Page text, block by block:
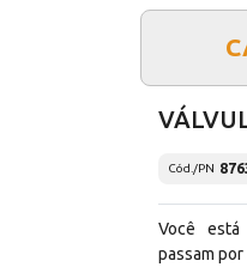
Cód./PN
Você está
passam